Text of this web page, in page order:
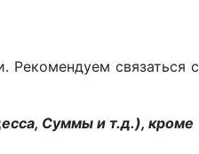
Рекомендуем связаться с
Суммы и т.д.), кроме